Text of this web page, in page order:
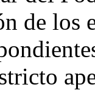
de los